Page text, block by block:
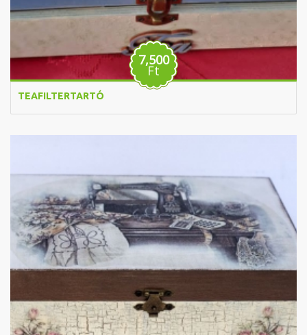
7,500
Ft
TEAFILTERTARTÓ